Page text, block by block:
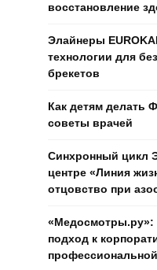
восстановление
Элайнеры
технологии для
брекетов
Как детям делать
советы врачей
Синхронный цикл
центре «Линия
отцовство при
«Медосмотры.ру»:
подход к